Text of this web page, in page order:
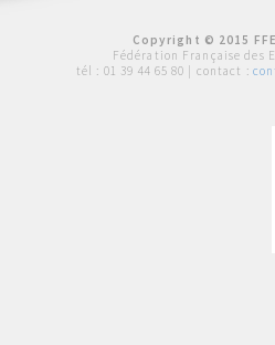
Copyright © 2015
Fédération Française des
tél : 01 39 44 65 80 | contact :